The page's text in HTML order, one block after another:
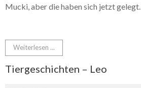
Mucki, aber die haben sich jetzt gelegt.
Weiterlesen ...
Tiergeschichten – Leo